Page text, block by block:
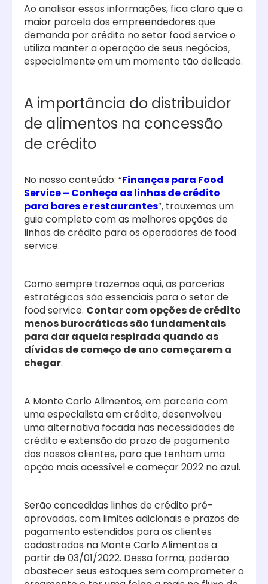
Ao analisar essas informações, fica claro que a
maior parcela dos empreendedores que
demanda por crédito no setor food service o
utiliza manter a operação de seus negócios,
especialmente em um momento tão delicado.
A importância do distribuidor
de alimentos na concessão
de crédito
No nosso conteúdo: “Finanças para Food
Service – Conheça as linhas de crédito
para bares e restaurantes”, trouxemos um
guia completo com as melhores opções de
linhas de crédito para os operadores de food
service.
Como sempre trazemos aqui, as parcerias
estratégicas são essenciais para o setor de
food service. Contar com opções de crédito
menos burocráticas são fundamentais
para dar aquela respirada quando as
dívidas de começo de ano começarem a
chegar.
A Monte Carlo Alimentos, em parceria com
uma especialista em crédito, desenvolveu
uma alternativa focada nas necessidades de
crédito e extensão do prazo de pagamento
dos nossos clientes, para que tenham uma
opção mais acessível e começar 2022 no azul.
Serão concedidas linhas de crédito pré-
aprovadas, com limites adicionais e prazos de
pagamento estendidos para os clientes
cadastrados na Monte Carlo Alimentos a
partir de 03/01/2022. Dessa forma, poderão
abastecer seus estoques sem comprometer o